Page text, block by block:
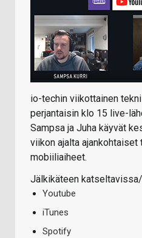
io-techin viikottainen
perjantaisin klo 15 live-
Sampsa ja Juha käyvät
viikon ajalta
mobiiliaiheet.
Jälkikäteen
Youtube
iTunes
Spotify